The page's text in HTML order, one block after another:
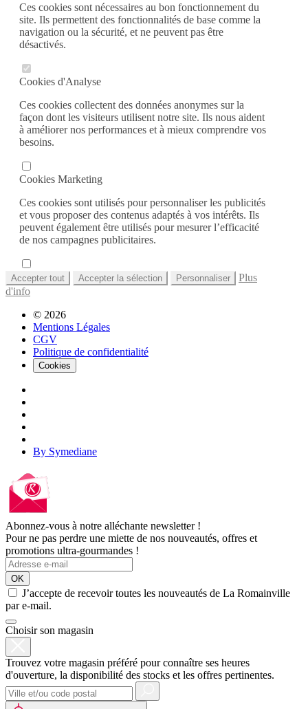
Ces cookies sont nécessaires au bon fonctionnement du
site. Ils permettent des fonctionnalités de base comme la
navigation ou la sécurité, et ne peuvent pas être
désactivés.
Cookies d'Analyse
Ces cookies collectent des données anonymes sur la
façon dont les visiteurs utilisent notre site. Ils nous aident
à améliorer nos performances et à mieux comprendre vos
besoins.
Cookies Marketing
Ces cookies sont utilisés pour personnaliser les publicités
et vous proposer des contenus adaptés à vos intérêts. Ils
peuvent également être utilisés pour mesurer l’efficacité
de nos campagnes publicitaires.
Accepter tout Accepter la sélection Personnaliser
Plus
d'info
© 2026
Mentions Légales
CGV
Politique de confidentialité
Cookies
By Symediane
Abonnez-vous à notre alléchante newsletter !
Pour ne pas perdre une miette de nos nouveautés, offres et
promotions ultra-gourmandes !
OK
J’accepte de recevoir toutes les nouveautés de La Romainville
par e-mail.
Choisir son magasin
Trouvez votre magasin préféré pour connaître ses heures
d'ouverture, la disponibilité des stocks et les offres pertinentes.